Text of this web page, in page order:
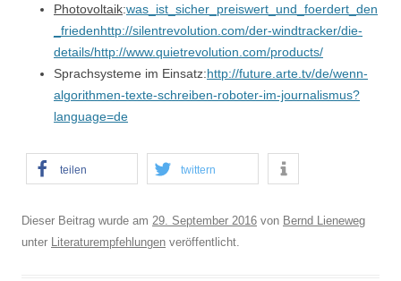
Photovoltaik:was_ist_sicher_preiswert_und_foerdert_den
_friedenhttp://silentrevolution.com/der-windtracker/die-
details/http://www.quietrevolution.com/products/
Sprachsysteme im Einsatz:http://future.arte.tv/de/wenn-
algorithmen-texte-schreiben-roboter-im-journalismus?
language=de
teilen twittern
Dieser Beitrag wurde am 29. September 2016 von Bernd Lieneweg
unter
Literaturempfehlungen veröffentlicht.